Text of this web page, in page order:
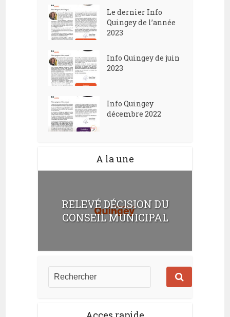
Le dernier Info
Quingey de l’année
2023
Info Quingey de juin
2023
Info Quingey
décembre 2022
A la une
RELEVÉ DÉCISION DU
CONSEIL MUNICIPAL